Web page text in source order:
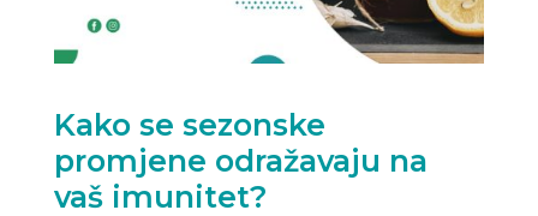
Kako se sezonske
promjene odražavaju na
vaš imunitet?